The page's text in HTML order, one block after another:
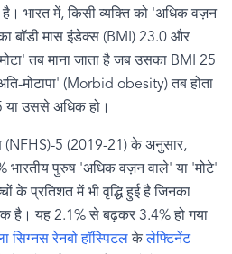
है। भारत में,किसी व्यक्ति को 'अधिक वज़न
बॉडी मास इंडेक्स (BMI) 23.0 और
मोटा'तब माना जाता है जब उसका BMI 25
मोटापा' (Morbid obesity)तब होता
या उससे अधिक हो।
( NFHS)-5 (2019-21)के अनुसार,
भारतीय पुरुष 'अधिक वज़न वाले'या 'मोटे'
के प्रतिशत में भी वृद्धि हुई है जिनका
है ।यह 2.1%से बढ़कर 3.4%हो गया
सिग्नस रेनबो हॉस्पिटलकेलेफ्टिनेंट